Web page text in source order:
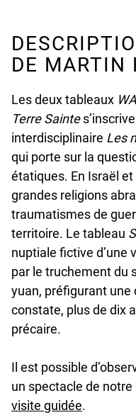
DE MARTIN
Les deux tableaux
Terre Sainte
interdisciplinaire Les
qui porte sur la
étatiques. En Israël
grandes religions
traumatismes de
territoire. Le tableau
nuptiale fictive d’une
par le truchement du
yuan, préfigurant une
constate, plus de dix
précaire.
Il est possible
un spectacle de notre
visite guidée.